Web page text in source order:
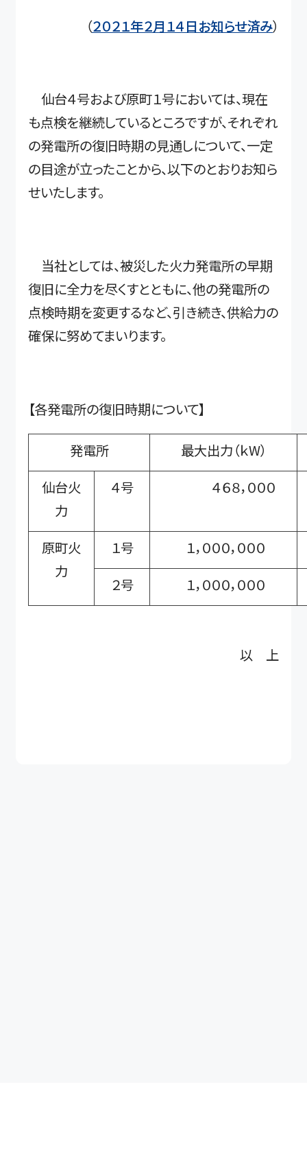
（２０２１年２月１４日お知らせ済み）
仙台４号および原町１号においては、現在
も点検を継続しているところですが、それぞれ
の発電所の復旧時期の見通しについて、一定
の目途が立ったことから、以下のとおりお知ら
せいたします。
当社としては、被災した火力発電所の早期
復旧に全力を尽くすとともに、他の発電所の
点検時期を変更するなど、引き続き、供給力の
確保に努めてまいります。
【各発電所の復旧時期について】
発電所
最大出力（ｋW）
仙台火
力
４号 ４６８，０００
原町火
力
１号
１，０００，０００
２号
１，０００，０００
以 上